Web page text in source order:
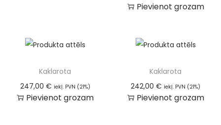
Pievienot grozam
Kaklarota
247,00 € iekļ. PVN (21%)
Pievienot grozam
Kaklarota
242,00€ iekļ. PVN (21%)
Pievienot grozam